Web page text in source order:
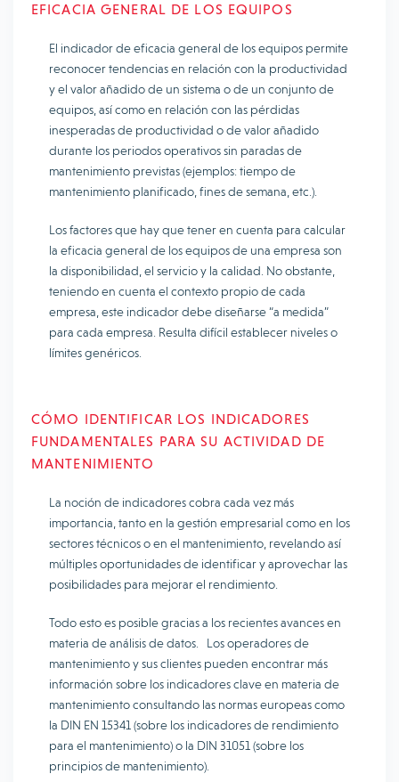
EFICACIA GENERAL DE LOS EQUIPOS
El indicador de eficacia general de los equipos permite
reconocer tendencias en relación con la productividad
y el valor añadido de un sistema o de un conjunto de
equipos, así como en relación con las pérdidas
inesperadas de productividad o de valor añadido
durante los periodos operativos sin paradas de
mantenimiento previstas (ejemplos: tiempo de
mantenimiento planificado, fines de semana, etc.).
Los factores que hay que tener en cuenta para calcular
la eficacia general de los equipos de una empresa son
la disponibilidad, el servicio y la calidad. No obstante,
teniendo en cuenta el contexto propio de cada
empresa, este indicador debe diseñarse “a medida”
para cada empresa. Resulta difícil establecer niveles o
límites genéricos.
CÓMO IDENTIFICAR LOS INDICADORES
FUNDAMENTALES PARA SU ACTIVIDAD DE
MANTENIMIENTO
La noción de indicadores cobra cada vez más
importancia, tanto en la gestión empresarial como en los
sectores técnicos o en el mantenimiento, revelando así
múltiples oportunidades de identificar y aprovechar las
posibilidades para mejorar el rendimiento.
Todo esto es posible gracias a los recientes avances en
materia de análisis de datos. Los operadores de
mantenimiento y sus clientes pueden encontrar más
información sobre los indicadores clave en materia de
mantenimiento consultando las normas europeas como
la DIN EN 15341 (sobre los indicadores de rendimiento
para el mantenimiento) o la DIN 31051 (sobre los
principios de mantenimiento).